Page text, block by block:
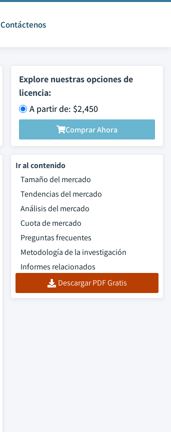
Contáctenos
Explore nuestras opciones de
licencia:
A partir de: $2,450
Comprar Ahora
Ir al contenido
Tamaño del mercado
Tendencias del mercado
Análisis del mercado
Cuota de mercado
Preguntas frecuentes
Metodología de la investigación
Informes relacionados
Descargar PDF Gratis